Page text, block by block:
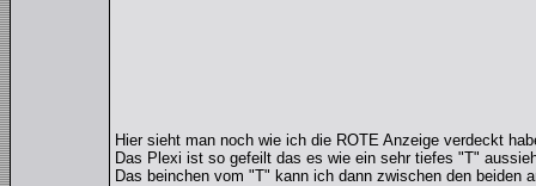
Hier sieht man noch wie ich die ROTE Anzeige verdeckt
Das Plexi ist so gefeilt das es wie ein sehr tiefes "T"
Das beinchen vom "T" kann ich dann zwischen den beiden